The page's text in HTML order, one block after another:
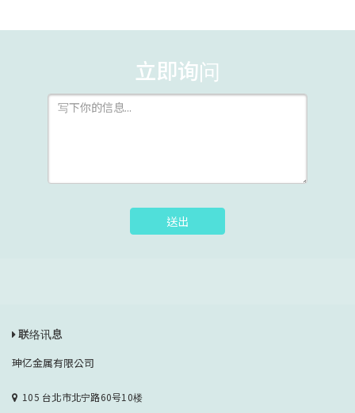
立即询问
送出
联络讯息
珅亿金属有限公司
105 台北市北宁路60号10楼